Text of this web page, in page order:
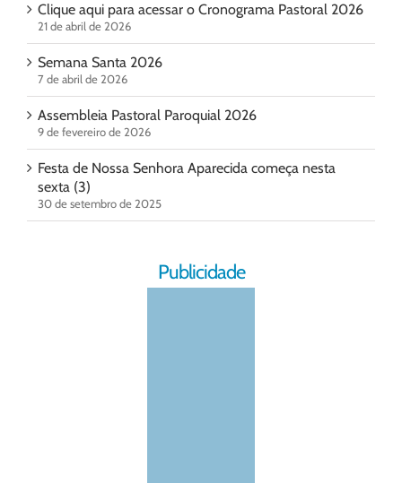
Clique aqui para acessar o Cronograma Pastoral 2026
21 de abril de 2026
Semana Santa 2026
7 de abril de 2026
Assembleia Pastoral Paroquial 2026
9 de fevereiro de 2026
Festa de Nossa Senhora Aparecida começa nesta
sexta (3)
30 de setembro de 2025
Publicidade